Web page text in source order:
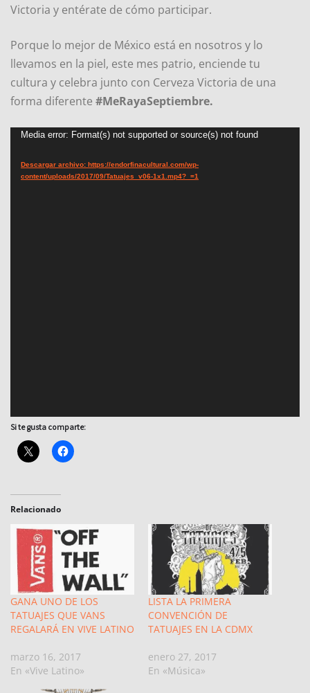
Victoria y entérate de cómo participar.
Porque lo mejor de México está en nosotros y lo
llevamos en la piel, este mes patrio, enciende tu
cultura y celebra junto con Cerveza Victoria de una
forma diferente #MeRayaSeptiembre.
d
e
Media error: Format(s) not supported or source(s) not found
Descargar archivo: https://endorfinacultural.com/wp-
content/uploads/2017/09/Tatuajes_v06-1x1.mp4?_=1
Si te gusta comparte:
Relacionado
GANA UNO DE LOS
TATUAJES QUE VANS
REGALARÁ EN VIVE LATINO
marzo 16, 2017
En «Vive Latino»
LISTA LA PRIMERA
CONVENCIÓN DE
TATUAJES EN LA CDMX
enero 27, 2017
En «Música»